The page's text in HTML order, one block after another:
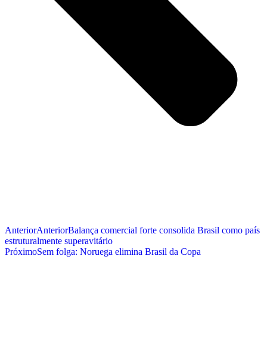
AnteriorAnteriorBalança comercial forte consolida Brasil como país
estruturalmente superavitário
PróximoSem folga: Noruega elimina Brasil da Copa